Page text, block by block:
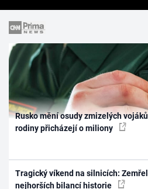
Rusko mění osudy zmizelých
rodiny přicházejí o miliony
Tragický víkend na silnicích:
nejhorších bilancí historie